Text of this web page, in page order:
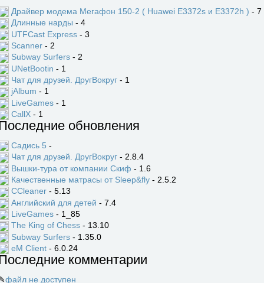
Драйвер модема Мегафон 150-2 ( Huawei E3372s и E3372h ) - 7
Длинные нарды - 4
UTFCast Express - 3
Scanner - 2
Subway Surfers - 2
UNetBootin - 1
Чат для друзей. ДругВокруг - 1
jAlbum - 1
LiveGames - 1
CallX - 1
обновления
Садись 5 -
Чат для друзей. ДругВокруг - 2.8.4
Вышки-тура от компании Скиф - 1.6
Качественные матрасы от Sleep&fly - 2.5.2
CCleaner - 5.13
Английский для детей - 7.4
LiveGames - 1_85
The King of Chess - 13.10
Subway Surfers - 1.35.0
eM Client - 6.0.24
комментарии
файл не доступен